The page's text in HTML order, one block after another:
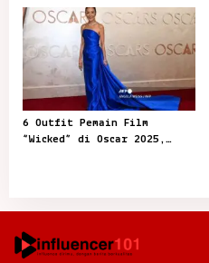
6 Outfit Pemain Film
“Wicked” di Oscar 2025,